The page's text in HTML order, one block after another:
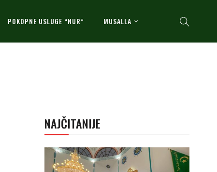
POKOPNE USLUGE “NUR” MUSALLA
NAJČITANIJE